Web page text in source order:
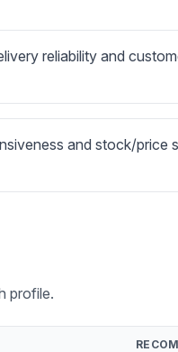
reliability and
and stock/price
profile.